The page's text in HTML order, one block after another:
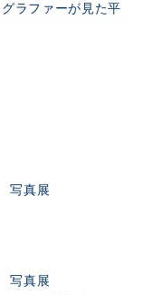
ラファーが見た平
写真展
写真展